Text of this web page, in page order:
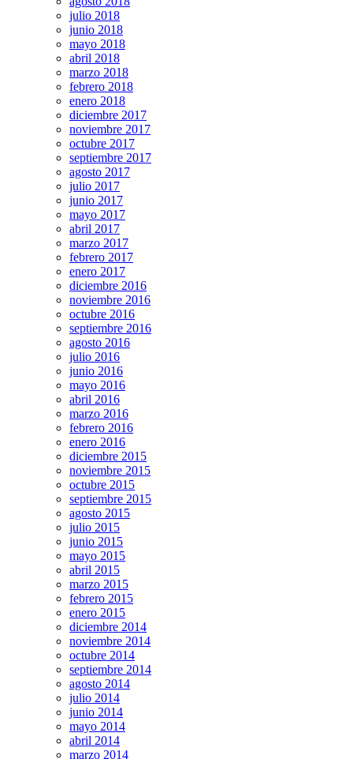
julio 2018
junio 2018
mayo 2018
abril 2018
marzo 2018
febrero 2018
enero 2018
diciembre 2017
noviembre 2017
octubre 2017
septiembre 2017
agosto 2017
julio 2017
junio 2017
mayo 2017
abril 2017
marzo 2017
febrero 2017
enero 2017
diciembre 2016
noviembre 2016
octubre 2016
septiembre 2016
agosto 2016
julio 2016
junio 2016
mayo 2016
abril 2016
marzo 2016
febrero 2016
enero 2016
diciembre 2015
noviembre 2015
octubre 2015
septiembre 2015
agosto 2015
julio 2015
junio 2015
mayo 2015
abril 2015
marzo 2015
febrero 2015
enero 2015
diciembre 2014
noviembre 2014
octubre 2014
septiembre 2014
agosto 2014
julio 2014
junio 2014
mayo 2014
abril 2014
marzo 2014